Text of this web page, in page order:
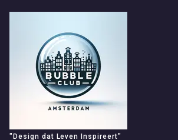
"Design dat Leven Inspireert"